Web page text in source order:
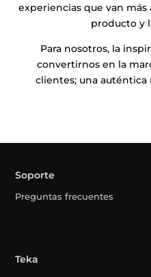
experiencias que van más
producto y
Para nosotros, la
convertirnos en la
clientes; una auténtica
Soporte
Preguntas frecuentes
Teka